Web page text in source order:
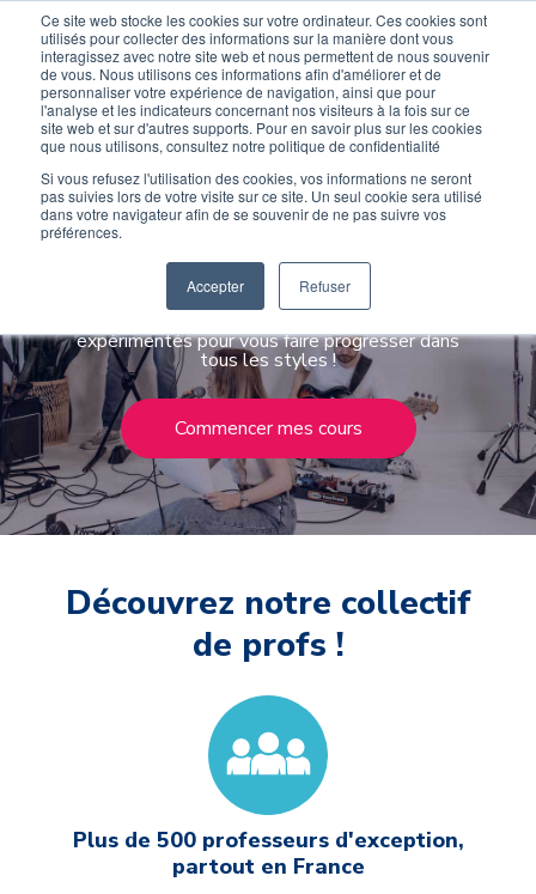
Ce site web stocke les cookies sur votre ordinateur. Ces cookies sont
utilisés pour collecter des informations sur la manière dont vous
interagissez avec notre site web et nous permettent de nous souvenir
de vous. Nous utilisons ces informations afin d'améliorer et de
personnaliser votre expérience de navigation, ainsi que pour
l'analyse et les indicateurs concernant nos visiteurs à la fois sur ce
site web et sur d'autres supports. Pour en savoir plus sur les cookies
que nous utilisons, consultez notre politique de confidentialité
Si vous refusez l'utilisation des cookies, vos informations ne seront
pas suivies lors de votre visite sur ce site. Un seul cookie sera utilisé
dans votre navigateur afin de se souvenir de ne pas suivre vos
préférences.
Accepter Refuser
Devenir élève Devenir Prof
Apprenez avec les
meilleurs professeurs
expérimentés pour vous faire progresser dans
tous les styles !
Commencer mes cours
Découvrez notre collectif
de profs !
Plus de 500 professeurs d'exception,
partout en France